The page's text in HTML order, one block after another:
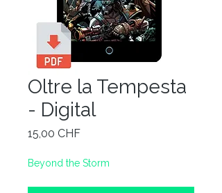
Oltre la Tempesta
- Digital
15,00 CHFPrezzo
Beyond the Storm